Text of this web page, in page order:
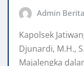
Admin Berita
Kapolsek
Djunardi, M.H.,
Majalengka